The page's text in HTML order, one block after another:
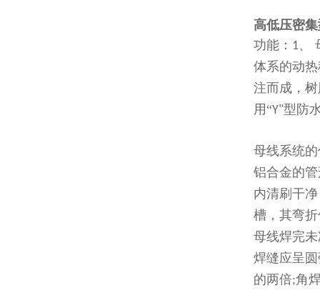
高低压密
功能： 1、
体系的动
注而成，
用“Y"型防
母线系统
铝合金的
内清刷干
槽，其弯
母线焊完
焊缝应呈
的两倍;角